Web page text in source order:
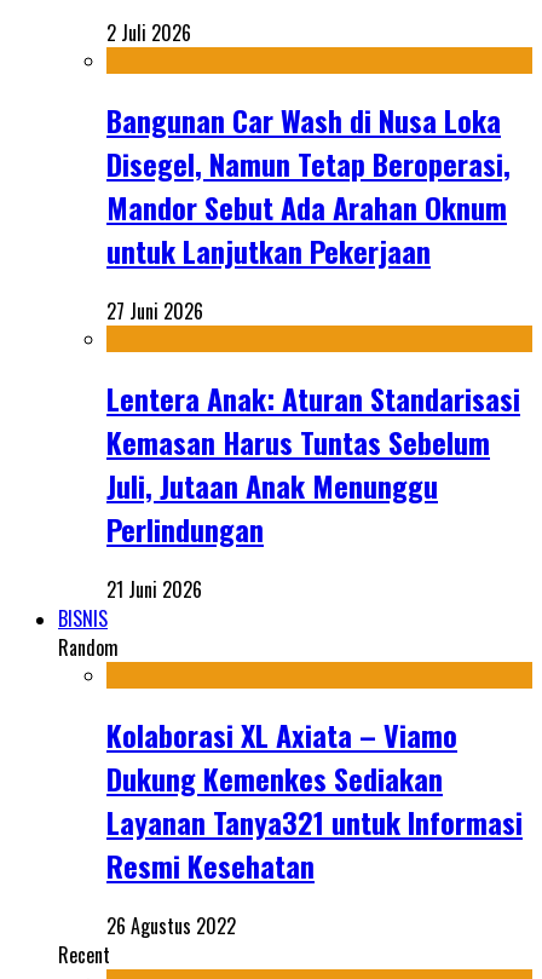
2 Juli 2026
Bangunan Car Wash di Nusa Loka
Disegel, Namun Tetap Beroperasi,
Mandor Sebut Ada Arahan Oknum
untuk Lanjutkan Pekerjaan
27 Juni 2026
Lentera Anak: Aturan Standarisasi
Kemasan Harus Tuntas Sebelum
Juli, Jutaan Anak Menunggu
Perlindungan
21 Juni 2026
BISNIS
Random
Kolaborasi XL Axiata – Viamo
Dukung Kemenkes Sediakan
Layanan Tanya321 untuk Informasi
Resmi Kesehatan
26 Agustus 2022
Recent